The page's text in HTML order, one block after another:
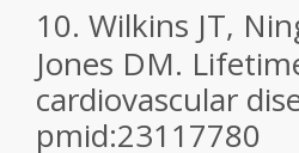
10. Wilkins JT,
Jones DM.
cardiovascular
pmid:23117780